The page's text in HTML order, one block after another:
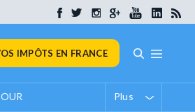
IMPÔTS EN FRANCE
Plus